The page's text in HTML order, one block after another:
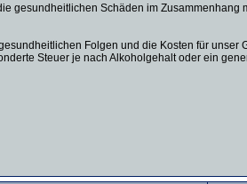
gesundheitlichen Schäden im Zusammenhang
Folgen und die Kosten für unser
Steuer je nach Alkoholgehalt oder ein